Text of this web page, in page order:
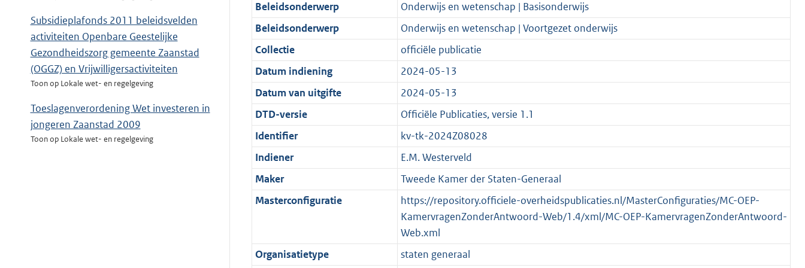
Subsidieplafonds 2011 beleidsvelden
activiteiten Openbare Geestelijke
Gezondheidszorg gemeente Zaanstad
(OGGZ) en Vrijwilligersactiviteiten
Toon op Lokale wet- en regelgeving
Toeslagenverordening Wet investeren in
jongeren Zaanstad 2009
Toon op Lokale wet- en regelgeving
i
e
i
n
f
o
r
m
a
a
t
3
9
K
b
t
i
e
i
n
f
o
r
m
a
a
t
:
8
K
b
a
t
i
e
i
n
f
o
r
m
a
a
e
:
5
K
b
c
a
t
i
e
i
n
f
o
r
m
a
t
e
:
1
0
K
b
r
t
K
g
t
2
Beleidsonderwerp
Onderwijs en wetenschap | Basisonderwijs
Beleidsonderwerp
Onderwijs en wetenschap | Voortgezet onderwijs
Collectie
officiële publicatie
Datum indiening
2024-05-13
Datum van uitgifte
2024-05-13
DTD-versie
Officiële Publicaties, versie 1.1
Identifier
kv-tk-2024Z08028
Indiener
E.M. Westerveld
Maker
Tweede Kamer der Staten-Generaal
Masterconfiguratie
https://repository.officiele-overheidspublicaties.nl/MasterConfiguraties/MC-OEP-
KamervragenZonderAntwoord-Web/1.4/xml/MC-OEP-KamervragenZonderAntwoord-
Web.xml
Organisatietype
staten generaal